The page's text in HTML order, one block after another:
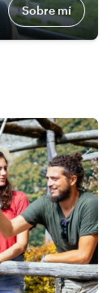
Sobre mí